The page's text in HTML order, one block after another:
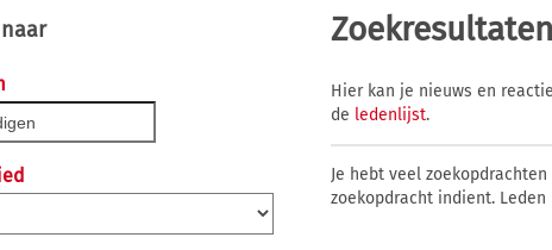
Zoekresultaten
Hier kan je nieuws en
de ledenlijst.
Je hebt veel
zoekopdracht indient. Leden